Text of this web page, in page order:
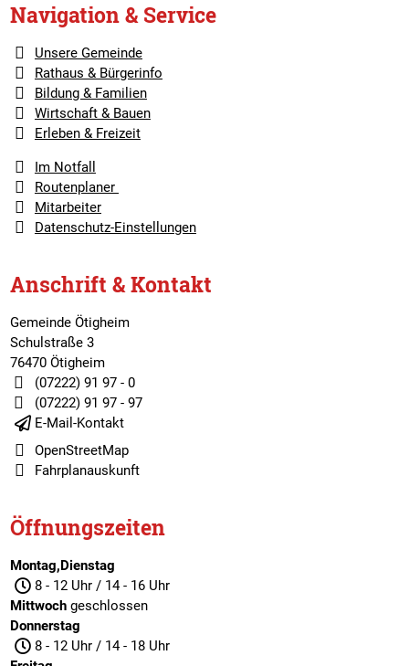
Navigation & Service
Unsere Gemeinde
Rathaus & Bürgerinfo
Bildung & Familien
Wirtschaft & Bauen
Erleben & Freizeit
Im Notfall
Routenplaner
Mitarbeiter
Datenschutz-Einstellungen
Anschrift & Kontakt
Gemeinde Ötigheim
Schulstraße 3
76470 Ötigheim
(07222) 91 97 - 0
(07222) 91 97 - 97
E-Mail-Kontakt
OpenStreetMap
Fahrplanauskunft
Öffnungszeiten
Montag,Dienstag
8 - 12 Uhr / 14 - 16 Uhr
Mittwochgeschlossen
Donnerstag
8 - 12 Uhr / 14 - 18 Uhr